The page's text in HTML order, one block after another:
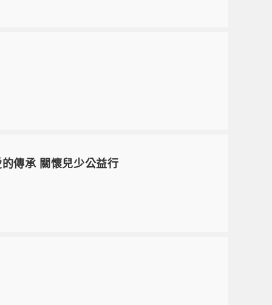
傳承 關懷兒少公益行